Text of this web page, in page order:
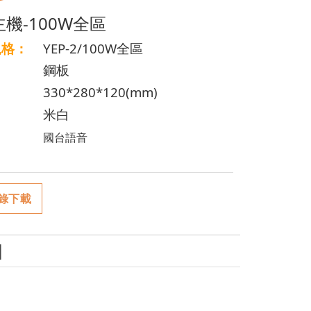
機-100W全區
格：
YEP-2/100W全區
鋼板
330*280*120(mm)
米白
國台語音
下載